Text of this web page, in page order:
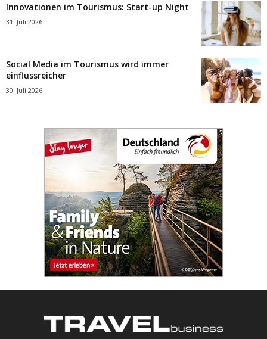
Innovationen im Tourismus: Start-up Night
31. Juli 2026
Social Media im Tourismus wird immer
einflussreicher
30. Juli 2026